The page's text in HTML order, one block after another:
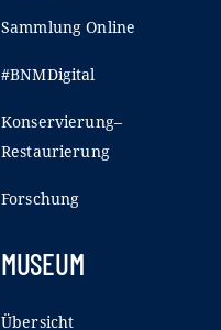
Sammlung Online
#BNMDigital
Konservierung–
Restaurierung
Forschung
MUSEUM
Übersicht